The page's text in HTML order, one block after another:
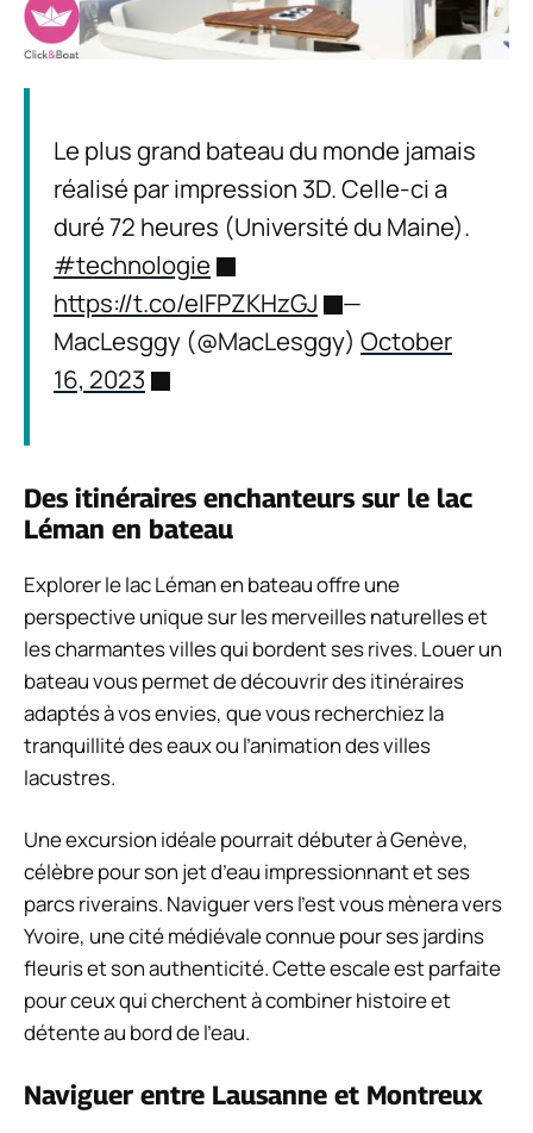
Le plus grand bateau du monde jamais
réalisé par impression 3D. Celle-ci a
duré 72 heures (Université du Maine).
#technologie
https://t.co/eIFPZKHzGJ
—
MacLesggy (@MacLesggy) October
16, 2023
Des itinéraires enchanteurs sur le lac
Léman en bateau
Explorer le lac Léman en bateau offre une
perspective unique sur les merveilles naturelles et
les charmantes villes qui bordent ses rives. Louer un
bateau vous permet de découvrir des itinéraires
adaptés à vos envies, que vous recherchiez la
tranquillité des eaux ou l’animation des villes
lacustres.
Une excursion idéale pourrait débuter à Genève,
célèbre pour son jet d’eau impressionnant et ses
parcs riverains. Naviguer vers l’est vous mènera vers
Yvoire, une cité médiévale connue pour ses jardins
fleuris et son authenticité. Cette escale est parfaite
pour ceux qui cherchent à combiner histoire et
détente au bord de l’eau.
Naviguer entre Lausanne et Montreux